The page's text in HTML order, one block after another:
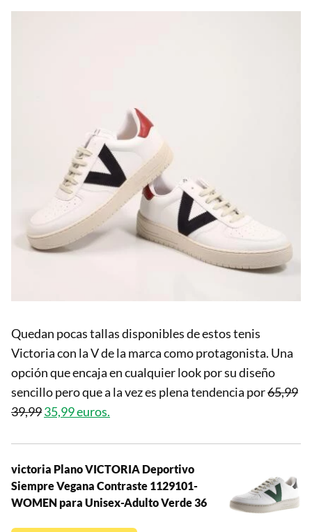
Quedan pocas tallas disponibles de estos tenis
Victoria con la V de la marca como protagonista. Una
opción que encaja en cualquier look por su diseño
sencillo pero que a la vez es plena tendencia por65,99
39,9935,99 euros.
victoria Plano VICTORIA Deportivo
Siempre Vegana Contraste 1129101-
WOMEN para Unisex-Adulto Verde 36